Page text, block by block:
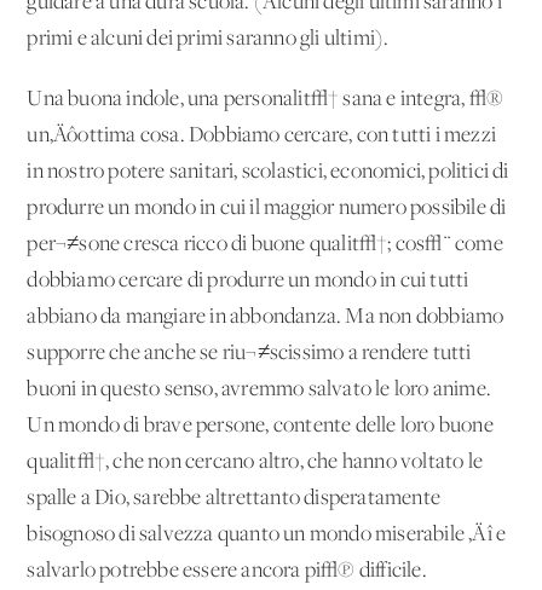
primi e alcuni dei primi saranno gli ultimi).
Una buona indole, una personalit√† sana e integra, √®
un‚Äôottima cosa. Dobbiamo cercare, con tutti i mezzi
in nostro potere sanitari, scolastici, economici, politici di
produrre un mondo in cui il maggior numero possibile di
per¬≠sone cresca ricco di buone qualit√†; cos√¨ come
dobbiamo cercare di produrre un mondo in cui tutti
abbiano da mangiare in abbondanza. Ma non dobbiamo
supporre che anche se riu¬≠scissimo a rendere tutti
buoni in questo senso, avremmo salvato le loro anime.
Un mondo di brave persone, contente delle loro buone
qualit√†, che non cercano altro, che hanno voltato le
spalle a Dio, sarebbe altrettanto disperatamente
bisognoso di salvezza quanto un mondo miserabile ‚Äî e
salvarlo potrebbe essere ancora pi√π difficile.